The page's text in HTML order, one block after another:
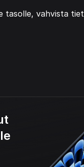
tasolle, vahvista